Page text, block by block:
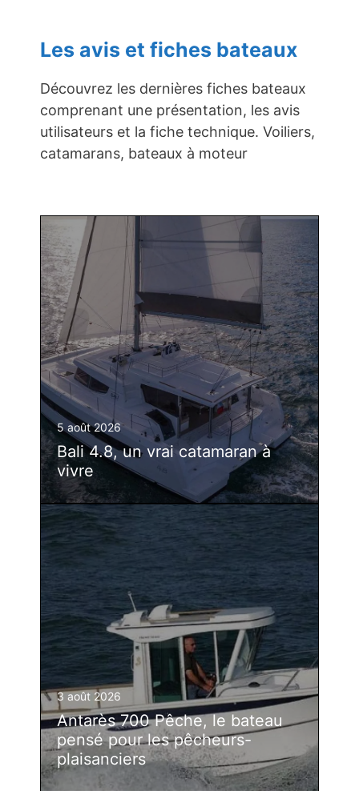
Les avis et fiches bateaux
Découvrez les dernières fiches bateaux
comprenant une présentation, les avis
utilisateurs et la fiche technique. Voiliers,
catamarans, bateaux à moteur
5 août 2026
Bali 4.8, un vrai catamaran à
vivre
3 août 2026
Antarès 700 Pêche, le bateau
pensé pour les pêcheurs-
plaisanciers